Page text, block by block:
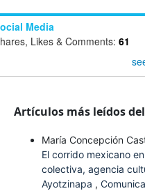
Media
Likes & Comments: 61
Artículos más leídos
María Concepción
El corrido mexicano
colectiva, agencia
Ayotzinapa ,